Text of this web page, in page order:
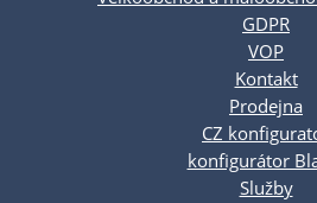
GDPR
VOP
Kontakt
Prodejna
CZ
konfigurátor
Služby